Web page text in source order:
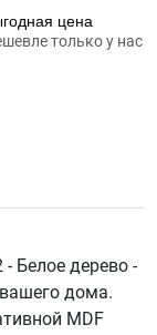
цена
только у нас
Белое дерево -
дома.
MDF